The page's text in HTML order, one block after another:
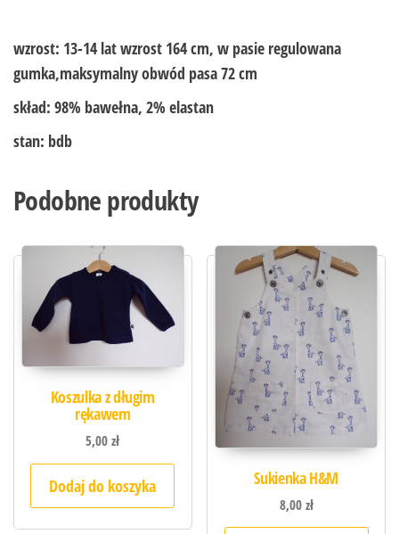
wzrost: 13-14 lat wzrost 164 cm, w pasie regulowana
gumka,maksymalny obwód pasa 72 cm
skład: 98% bawełna, 2% elastan
stan: bdb
Podobne produkty
Koszulka z długim
rękawem
5,00zł
Dodaj do koszyka Sukienka H&M
8,00zł